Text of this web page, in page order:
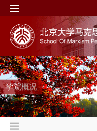
学院概况